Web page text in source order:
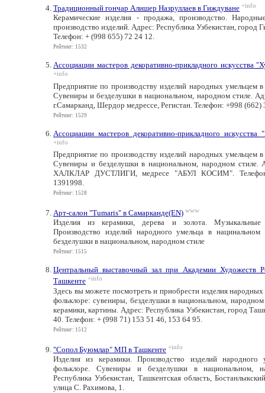
Традиционный гончар Алишер Назруллаев в Гиждуване +info
Керамические изделия - продажа, производство.
производство изделий. Адрес: Республика Узбекистан, город
Телефон: + (998 655) 72 24 12.
Рейтинг: 1532
Ассоциации мастеров декоративно-прикладного искусства
+info
Предприятие по производству изделий народных умельцем
Сувениры и безделушки в национальном, народном стиле.
г.Самарканд, Шердор медрессе, Регистан. Телефон: +998 (662)
Рейтинг: 1529
Ассоциации мастеров декоративно-прикладного
+info
Предприятие по производству изделий народных умельцем
Сувениры и безделушки в национальном, народном стиле.
ХАЛКЛАР ДУСТЛИГИ, медресе "АБУЛ КОСИМ".
1391998.
Рейтинг: 1528
Арт-салон "Tumaris" в Самарканде(EN) www
Изделия из керамики, дерева и золота. Музыкальные
Производство изделий народного умельца в
безделушки в национальном, народном стиле
Рейтинг: 1515
Центральный выставочный зал при Академии Художеств
Ташкенте +info
Здесь вы можете посмотреть и приобрести изделия
фольклоре: сувениры, безделушки в национальном, народном
керамики, картины. Адрес: Республика Узбекистан, город
40. Телефон: + (998 71) 153 51 46, 153 64 95.
Рейтинг: 1512
"Сопол Буюмлар" МП в Ташкенте +info
Изделия из керамики. Производство изделий народного
фольклоре. Сувениры и безделушки в национальном,
Республика Узбекистан, Ташкентская область,
улица С. Рахимова, 1.